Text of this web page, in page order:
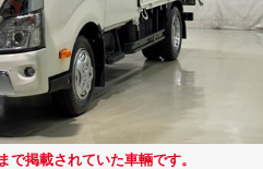
で掲載されていた車輛です。